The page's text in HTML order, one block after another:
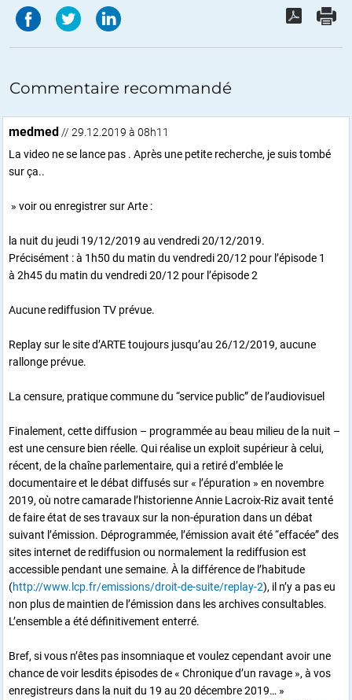
Commentaire recommandé
medmed // 29.12.2019 à 08h11
La video ne se lance pas . Après une petite recherche, je suis tombé
sur ça..
» voir ou enregistrer sur Arte :
la nuit du jeudi 19/12/2019 au vendredi 20/12/2019.
Précisément : à 1h50 du matin du vendredi 20/12 pour l’épisode 1
à 2h45 du matin du vendredi 20/12 pour l’épisode 2
Aucune rediffusion TV prévue.
Replay sur le site d’ARTE toujours jusqu’au 26/12/2019, aucune
rallonge prévue.
La censure, pratique commune du “service public” de l’audiovisuel
Finalement, cette diffusion – programmée au beau milieu de la nuit –
est une censure bien réelle. Qui réalise un exploit supérieur à celui,
récent, de la chaîne parlementaire, qui a retiré d’emblée le
documentaire et le débat diffusés sur « l’épuration » en novembre
2019, où notre camarade l’historienne Annie Lacroix-Riz avait tenté
de faire état de ses travaux sur la non-épuration dans un débat
suivant l’émission. Déprogrammée, l’émission avait été “effacée” des
sites internet de rediffusion ou normalement la rediffusion est
accessible pendant une semaine. À la différence de l’habitude
(http://www.lcp.fr/emissions/droit-de-suite/replay-2), il n’y a pas eu
non plus de maintien de l’émission dans les archives consultables.
L’ensemble a été définitivement enterré.
Bref, si vous n’êtes pas insomniaque et voulez cependant avoir une
chance de voir lesdits épisodes de « Chronique d’un ravage », à vos
enregistreurs dans la nuit du 19 au 20 décembre 2019… »